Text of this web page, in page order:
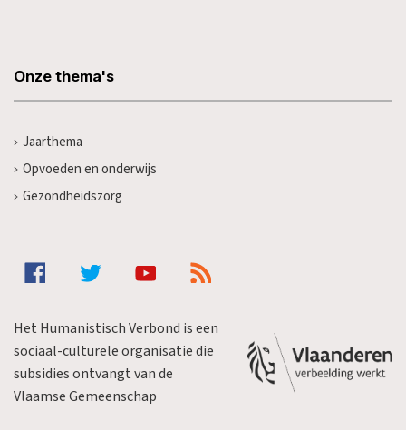
Onze thema's
Jaarthema
Opvoeden en onderwijs
Gezondheidszorg
Het Humanistisch Verbond is een
sociaal-culturele organisatie die
subsidies ontvangt van de
Vlaamse Gemeenschap